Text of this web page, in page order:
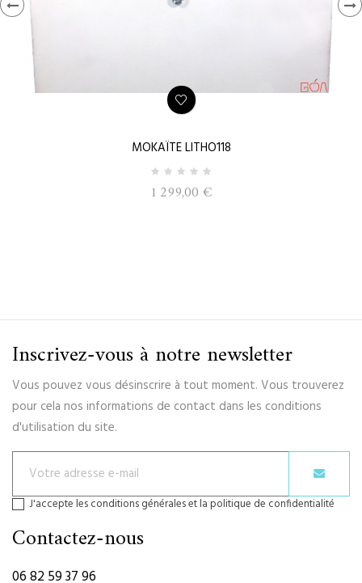
MOKAÏTE LITHO118
1 299,00 €
Inscrivez-vous à notre newsletter
Vous pouvez vous désinscrire à tout moment. Vous trouverez
pour cela nos informations de contact dans les conditions
d'utilisation du site.
J'accepte les conditions générales et la politique de confidentialité
Contactez-nous
06 82 59 37 96